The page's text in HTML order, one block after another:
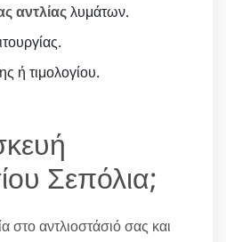
αντλίαςλυμάτων.
ή τιμολογίου.
Σεπόλια;
αντλιοστάσιό σας και